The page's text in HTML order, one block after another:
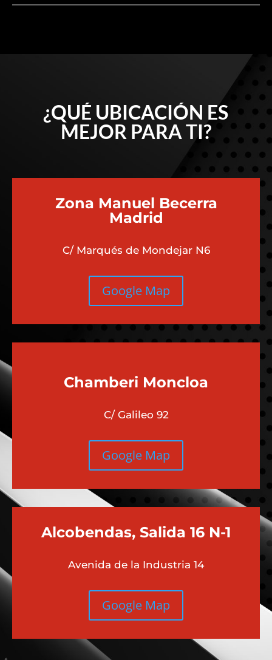
¿QUÉ UBICACIÓN ES
MEJOR PARA TI?
Zona Manuel Becerra
Madrid
C/ Marqués de Mondejar N6
Google Map
Chamberi Moncloa
C/ Galileo 92
Google Map
Alcobendas, Salida 16 N-1
Avenida de la Industria 14
Google Map